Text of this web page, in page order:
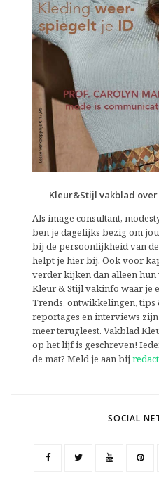
Kleur&Stijl vakblad
Als image consultant,
ben je dagelijks bezig om
bij de persoonlijkheid van
helpt je hier bij. Ook voor
verder kijken dan alleen
Kleur & Stijl vakinfo waar je
Trends, ontwikkelingen, tips
reportages en interviews
meer terugleest. Vakblad
op het lijf is geschreven!
de mat? Meld je aan bij
SOCIAL